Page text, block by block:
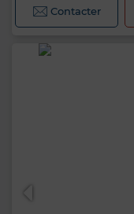
Contacter